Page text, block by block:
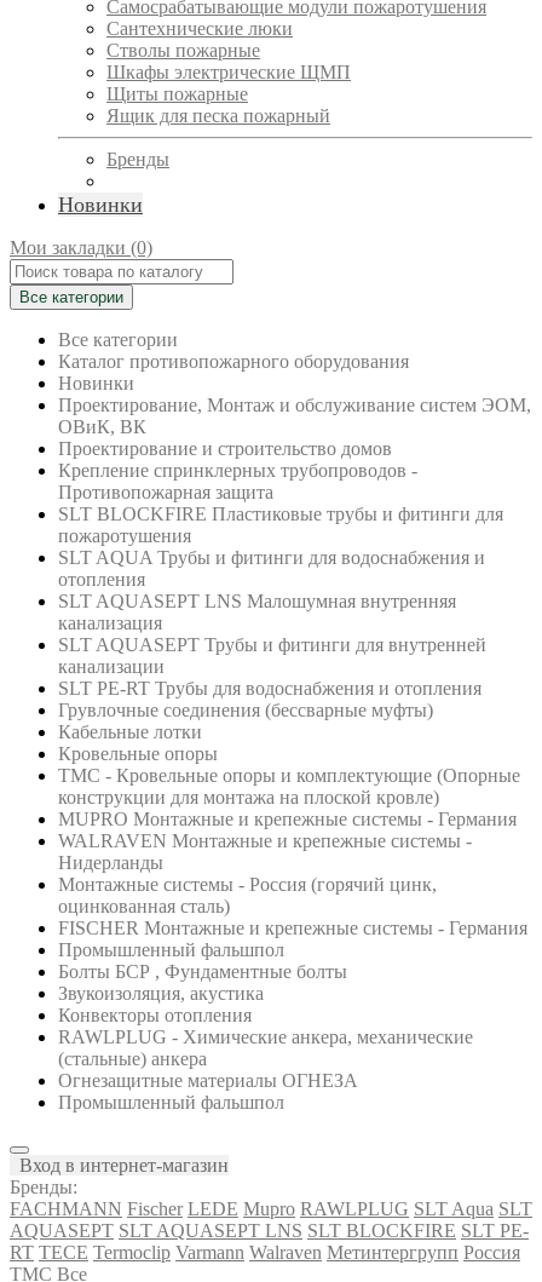
Самосрабатывающие модули пожаротушения
Сантехнические люки
Стволы пожарные
Шкафы электрические ЩМП
Щиты пожарные
Ящик для песка пожарный
Бренды
Новинки
Мои закладки (0)
Все категории
Все категории
Каталог противопожарного оборудования
Новинки
Проектирование, Монтаж и обслуживание систем ЭОМ,
ОВиК, ВК
Проектирование и строительство домов
Крепление спринклерных трубопроводов -
Противопожарная защита
SLT BLOCKFIRE Пластиковые трубы и фитинги для
пожаротушения
SLT AQUA Трубы и фитинги для водоснабжения и
отопления
SLT AQUASEPT LNS Малошумная внутренняя
канализация
SLT AQUASEPT Трубы и фитинги для внутренней
канализации
SLT PE-RT Трубы для водоснабжения и отопления
Грувлочные соединения (бессварные муфты)
Кабельные лотки
Кровельные опоры
ТМС - Кровельные опоры и комплектующие (Опорные
конструкции для монтажа на плоской кровле)
MUPRO Монтажные и крепежные системы - Германия
WALRAVEN Монтажные и крепежные системы -
Нидерланды
Монтажные системы - Россия (горячий цинк,
оцинкованная сталь)
FISCHER Монтажные и крепежные системы - Германия
Промышленный фальшпол
Болты БСР , Фундаментные болты
Звукоизоляция, акустика
Конвекторы отопления
RAWLPLUG - Химические анкера, механические
(стальные) анкера
Огнезащитные материалы ОГНЕЗА
Промышленный фальшпол
Вход в интернет-магазин
Бренды:
FACHMANN Fischer LEDE Mupro RAWLPLUG SLT Aqua SLT
AQUASEPT SLT AQUASEPT LNS SLT BLOCKFIRE SLT PE-
RT TECE Termoclip Varmann Walraven Метинтергрупп Россия
ТМС Все